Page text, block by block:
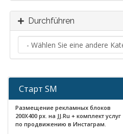
Durchführen
Старт SM
Размещение рекламных блоков
200X400 px. на JJ.Ru + комплект услуг
по продвижению в Инстаграм.